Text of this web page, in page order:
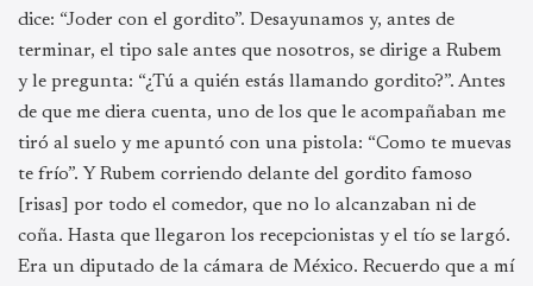
dice: “Joder con el gordito”. Desayunamos y, antes de
terminar, el tipo sale antes que nosotros, se dirige a Rubem
y le pregunta: “¿Tú a quién estás llamando gordito?”. Antes
de que me diera cuenta, uno de los que le acompañaban me
tiró al suelo y me apuntó con una pistola: “Como te muevas
te frío”. Y Rubem corriendo delante del gordito famoso
[risas] por todo el comedor, que no lo alcanzaban ni de
coña. Hasta que llegaron los recepcionistas y el tío se largó.
Era un diputado de la cámara de México. Recuerdo que a mí